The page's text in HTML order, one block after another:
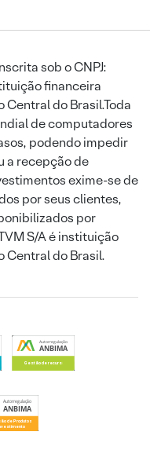
sob o CNPJ:
financeira
do Brasil.Toda
de computadores
podendo impedir
a recepção de
exime-se de
por seus clientes,
por
S/A é instituição
Central do Brasil.